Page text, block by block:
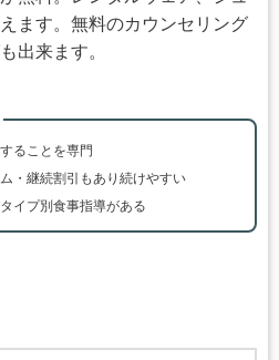
ます。無料のカウンセリング
出来ます。
ることを専門
・継続割引もあり続けやすい
イプ別食事指導がある